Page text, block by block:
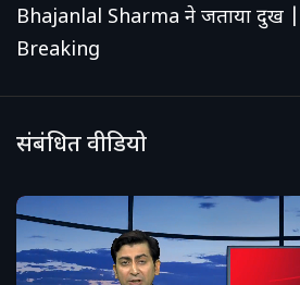
Bhajanlal Sharma ने जताया दुख
Breaking
संबंधित वीडियो